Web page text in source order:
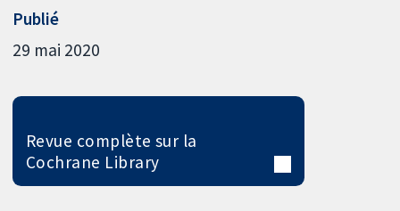
Publié
29 mai 2020
Revue complète sur la
Cochrane Library